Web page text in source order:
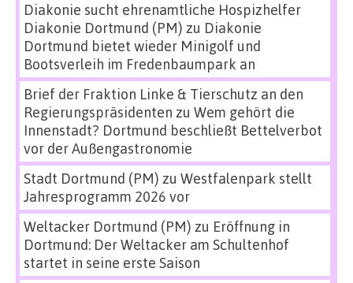
Diakonie sucht ehrenamtliche Hospizhelfer
Diakonie Dortmund (PM) zu Diakonie
Dortmund bietet wieder Minigolf und
Bootsverleih im Fredenbaumpark an
Brief der Fraktion Linke & Tierschutz an den
Regierungspräsidenten zu Wem gehört die
Innenstadt? Dortmund beschließt Bettelverbot
vor der Außengastronomie
Stadt Dortmund (PM) zu Westfalenpark stellt
Jahresprogramm 2026 vor
Weltacker Dortmund (PM) zu Eröffnung in
Dortmund: Der Weltacker am Schultenhof
startet in seine erste Saison